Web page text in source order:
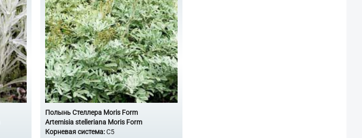
Полынь Стеллера Moris Form
Artemisia stelleriana Moris Form
Корневая система:С5